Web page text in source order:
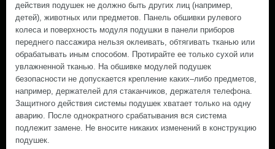
действия подушек не должно быть других лиц (например,
детей), животных или предметов. Панель обшивки рулевого
колеса и поверхность модуля подушки в панели приборов
переднего пассажира нельзя оклеивать, обтягивать тканью или
обрабатывать иным способом. Протирайте ее только сухой или
увлажненной тканью. На обшивке модулей подушек
безопасности не допускается крепление каких–либо предметов,
например, держателей для стаканчиков, держателя телефона.
Защитного действия системы подушек хватает только на одну
аварию. После однократного срабатывания вся система
подлежит замене. Не вносите никаких изменений в конструкцию
подушек.